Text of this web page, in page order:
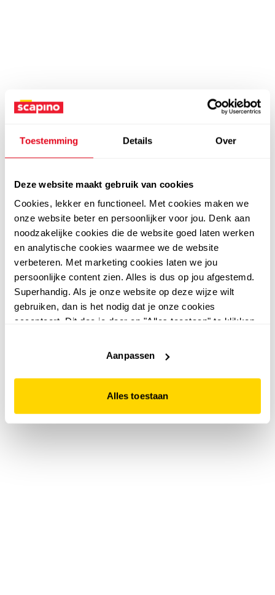
Toestemming Details Over
Deze website maakt gebruik van cookies
Cookies, lekker en functioneel. Met cookies maken we
onze website beter en persoonlijker voor jou. Denk aan
noodzakelijke cookies die de website goed laten werken
en analytische cookies waarmee we de website
verbeteren. Met marketing cookies laten we jou
persoonlijke content zien. Alles is dus op jou afgestemd.
Superhandig. Als je onze website op deze wijze wilt
gebruiken, dan is het nodig dat je onze cookies
accepteert. Dit doe je door op "Alles toestaan" te klikken.
website niet optimaal functioneert.
Aanpassen
Alles toestaan